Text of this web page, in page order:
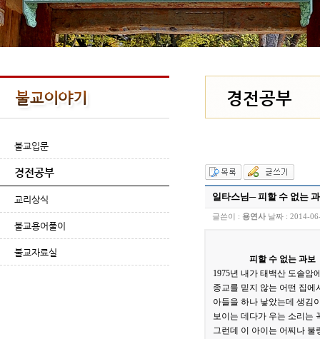
불교입문
경전공부
교리상식
불교용어풀이
불교자료실
경전공부
일타스님─ 피할 수 없는
글쓴이 : 용연사 날짜 : 2014-
피할 수 없는 과보
1975년 내가 태백산 도솔암
종교를 믿지 않는 어떤 집에
아들을 하나 낳았는데 생김
보이는 데다가 우는 소리는
그런데 이 아이는 어찌나